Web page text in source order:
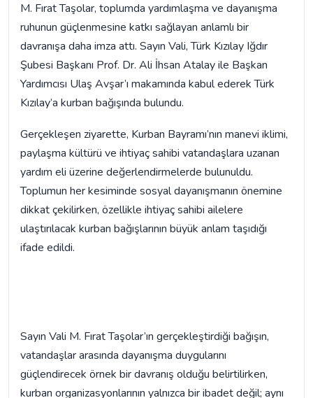
M. Fırat Taşolar, toplumda yardımlaşma ve dayanışma
ruhunun güçlenmesine katkı sağlayan anlamlı bir
davranışa daha imza attı. Sayın Vali, Türk Kızılay Iğdır
Şubesi Başkanı Prof. Dr. Ali İhsan Atalay ile Başkan
Yardımcısı Ulaş Avşar’ı makamında kabul ederek Türk
Kızılay’a kurban bağışında bulundu.
Gerçekleşen ziyarette, Kurban Bayramı’nın manevi iklimi,
paylaşma kültürü ve ihtiyaç sahibi vatandaşlara uzanan
yardım eli üzerine değerlendirmelerde bulunuldu.
Toplumun her kesiminde sosyal dayanışmanın önemine
dikkat çekilirken, özellikle ihtiyaç sahibi ailelere
ulaştırılacak kurban bağışlarının büyük anlam taşıdığı
ifade edildi.
Sayın Vali M. Fırat Taşolar’ın gerçekleştirdiği bağışın,
vatandaşlar arasında dayanışma duygularını
güçlendirecek örnek bir davranış olduğu belirtilirken,
kurban organizasyonlarının yalnızca bir ibadet değil; aynı